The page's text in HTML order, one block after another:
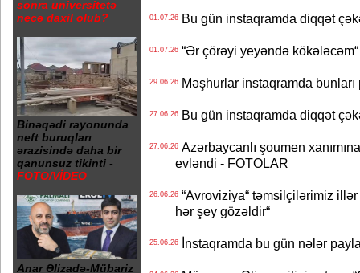
sonra universitetə
necə daxil olub?
Binəqədi rayonunda
neft buruqları
ərazisində daha bir
qanunsuz tikinti -
FOTO/VİDEO
Anar Əlizadə-Mübariz
01.07.26Bu gün instaqramda diqqət
01.07.26“Ər çörəyi yeyəndə kökələcəm“
29.06.26Məşhurlar instaqramda bunları
27.06.26Bu gün instaqramda diqqət
27.06.26Azərbaycanlı şoumen
evləndi - FOTOLAR
26.06.26“Avroviziya“ təmsilçilərimiz illər
hər şey gözəldir“
25.06.26İnstaqramda bu gün nələr